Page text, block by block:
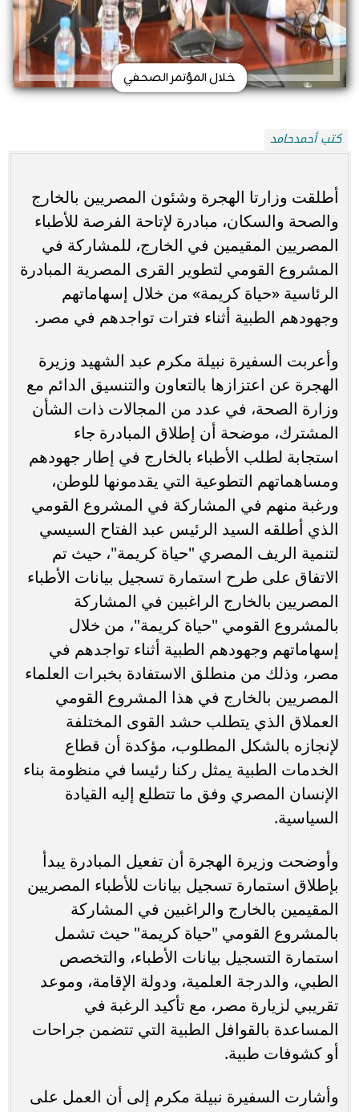
خلال المؤتمر الصحفي
كتب أحمدحامد
أطلقت وزارتا الهجرة وشئون المصريين بالخارج
والصحة والسكان، مبادرة لإتاحة الفرصة للأطباء
المصريين المقيمين في الخارج، للمشاركة في
المشروع القومي لتطوير القرى المصرية المبادرة
الرئاسية «حياة كريمة» من خلال إسهاماتهم
وجهودهم الطبية أثناء فترات تواجدهم في مصر.
وأعربت السفيرة نبيلة مكرم عبد الشهيد وزيرة
الهجرة عن اعتزازها بالتعاون والتنسيق الدائم مع
وزارة الصحة، في عدد من المجالات ذات الشأن
المشترك، موضحة أن إطلاق المبادرة جاء
استجابة لطلب الأطباء بالخارج في إطار جهودهم
ومساهماتهم التطوعية التي يقدمونها للوطن،
ورغبة منهم في المشاركة في المشروع القومي
الذي أطلقه السيد الرئيس عبد الفتاح السيسي
لتنمية الريف المصري "حياة كريمة"، حيث تم
الاتفاق على طرح استمارة تسجيل بيانات الأطباء
المصريين بالخارج الراغبين في المشاركة
بالمشروع القومي "حياة كريمة"، من خلال
إسهاماتهم وجهودهم الطبية أثناء تواجدهم في
مصر، وذلك من منطلق الاستفادة بخبرات العلماء
المصريين بالخارج في هذا المشروع القومي
العملاق الذي يتطلب حشد القوى المختلفة
لإنجازه بالشكل المطلوب، مؤكدة أن قطاع
الخدمات الطبية يمثل ركنا رئيسا في منظومة بناء
الإنسان المصري وفق ما تتطلع إليه القيادة
السياسية.
وأوضحت وزيرة الهجرة أن تفعيل المبادرة يبدأ
بإطلاق استمارة تسجيل بيانات للأطباء المصريين
المقيمين بالخارج والراغبين في المشاركة
بالمشروع القومي "حياة كريمة" حيث تشمل
استمارة التسجيل بيانات الأطباء، والتخصص
الطبي، والدرجة العلمية، ودولة الإقامة، وموعد
تقريبي لزيارة مصر، مع تأكيد الرغبة في
المساعدة بالقوافل الطبية التي تتضمن جراحات
أو كشوفات طبية.
وأشارت السفيرة نبيلة مكرم إلى أن العمل على